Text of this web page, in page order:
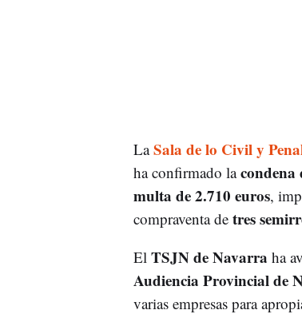
LaSala de lo Civil y
ha confirmado lacondena
multa de 2.710 euros,
compraventa de tres
El TSJN de Navarra ha
Audiencia Provincial de
varias empresas para